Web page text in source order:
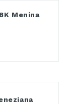
Menina